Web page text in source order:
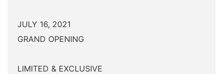
JULY 16, 2021
GRAND OPENING
LIMITED & EXCLUSIVE